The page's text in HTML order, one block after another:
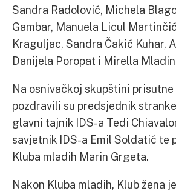
Sandra Radolović, Michela
Gambar, Manuela Licul
Kraguljac, Sandra Čakić Kuhar,
Danijela Poropat i Mirella Mladin
Na osnivačkoj skupštini
pozdravili su predsjednik
glavni tajnik IDS-a Tedi
savjetnik IDS-a Emil Soldatić te
Kluba mladih Marin Grgeta.
Nakon Kluba mladih, Klub žena